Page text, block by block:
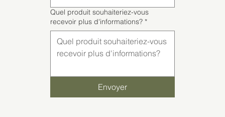
Quel produit souhaiteriez-vous
recevoir plus d'informations? *
Envoyer